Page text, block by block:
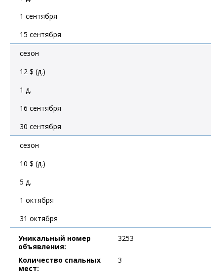
1 сентября
15 сентября
сезон
12 $ (д.)
1 д.
16 сентября
30 сентября
сезон
10 $ (д.)
5 д.
1 октября
31 октября
Уникальный номер
объявления:
3253
Количество спальных
мест:
3